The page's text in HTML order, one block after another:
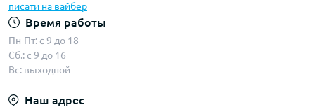
писати на вайбер
Время работы
Пн-Пт: с 9 до 18
Сб.: с 9 до 16
Вс: выходной
Наш адрес